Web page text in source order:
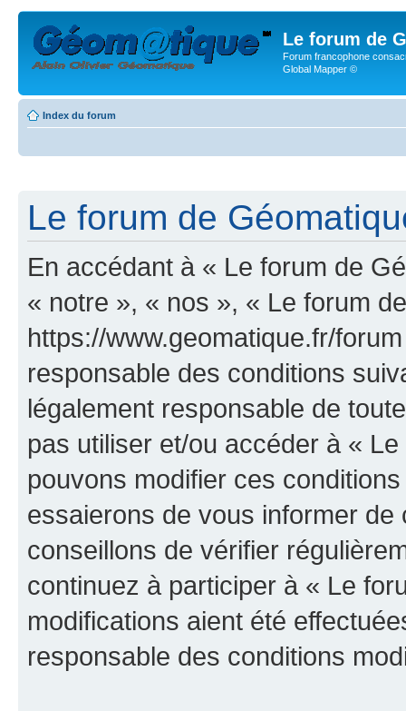
Le forum de
Forum francophone
Global Mapper ©
Index du forum
Le forum de
En accédant à « Le forum de
« notre », « nos », « Le forum
https://www.geomatique.fr/
responsable des conditions
légalement responsable de
pas utiliser et/ou accéder à «
pouvons modifier ces
essaierons de vous informer
conseillons de vérifier
continuez à participer à « Le
modifications aient été
responsable des conditions